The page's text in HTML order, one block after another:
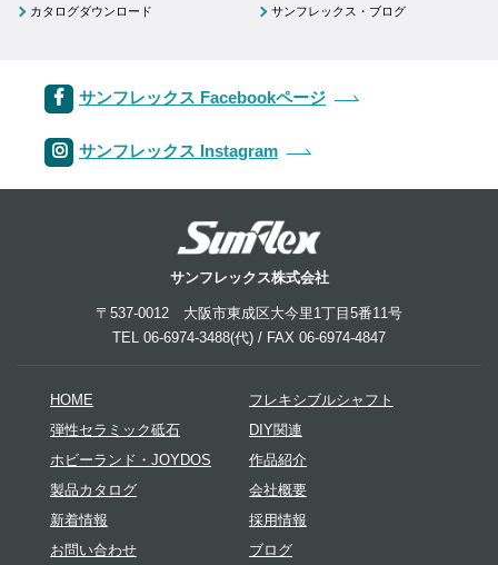
カタログダウンロード サンフレックス・ブログ
サンフレックス Facebookページ
サンフレックス Instagram
サンフレックス株式会社
〒537-0012 大阪市東成区大今里1丁目5番11号
TEL 06-6974-3488(代) / FAX 06-6974-4847
HOME
フレキシブルシャフト
弾性セラミック砥石
DIY関連
ホビーランド・JOYDOS
作品紹介
製品カタログ
会社概要
新着情報
採用情報
お問い合わせ
ブログ